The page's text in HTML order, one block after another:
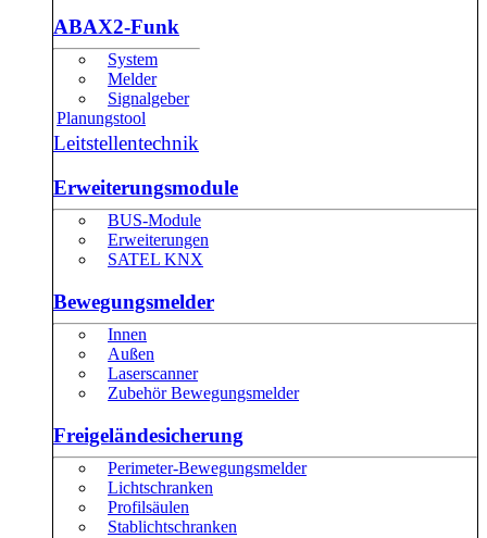
ABAX2-Funk
System
Melder
Signalgeber
Planungstool
Leitstellentechnik
Erweiterungsmodule
BUS-Module
Erweiterungen
SATEL KNX
Bewegungsmelder
Innen
Außen
Laserscanner
Zubehör Bewegungsmelder
Freigeländesicherung
Perimeter-Bewegungsmelder
Lichtschranken
Profilsäulen
Stablichtschranken